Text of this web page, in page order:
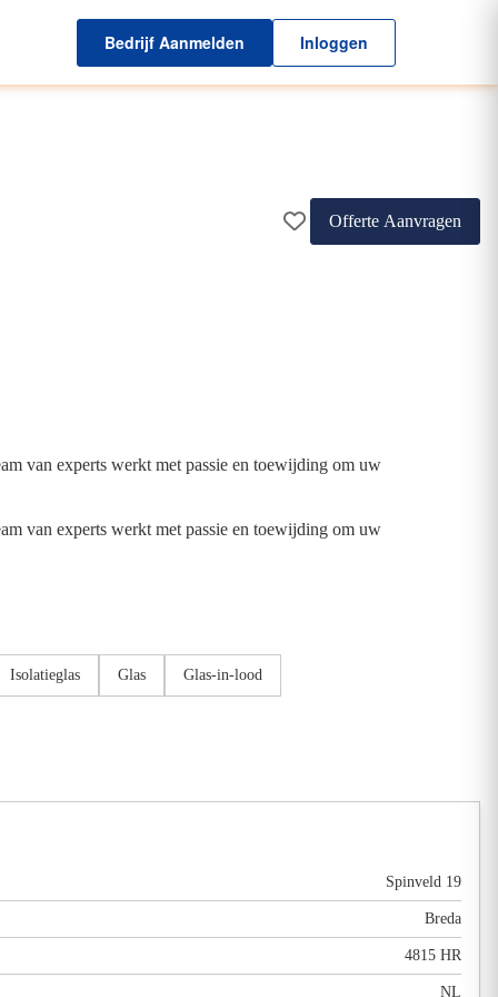
Bedrijf Aanmelden Inloggen
Offerte Aanvragen
van experts werkt met passie en toewijding om uw
van experts werkt met passie en toewijding om uw
Isolatieglas Glas Glas-in-lood
Spinveld 19
Breda
4815 HR
NL